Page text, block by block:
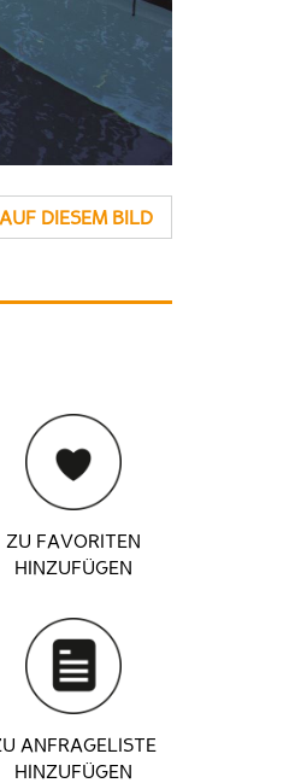
DIESEM BILD
ZU FAVORITEN
HINZUFÜGEN
ANFRAGELISTE
HINZUFÜGEN